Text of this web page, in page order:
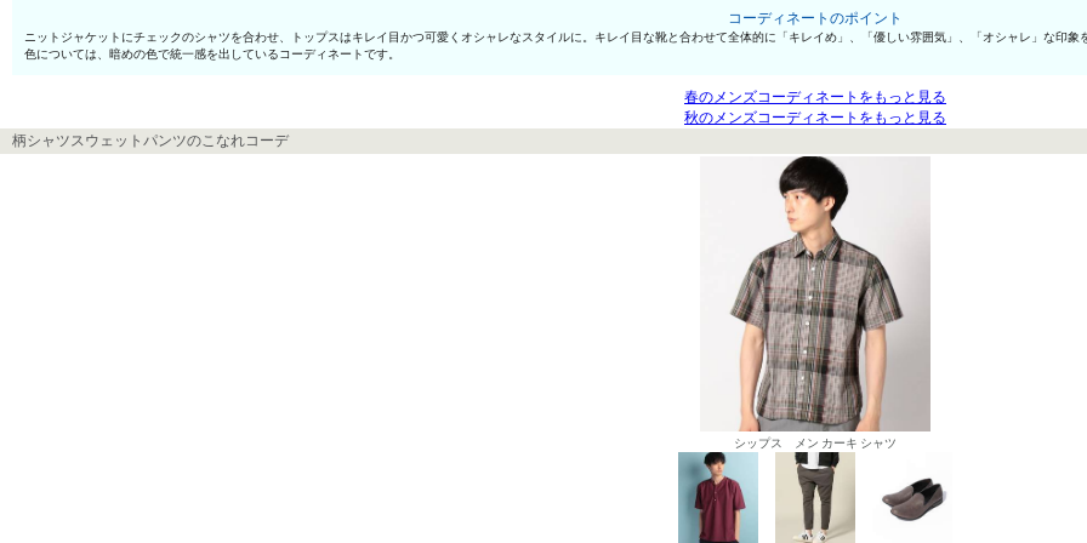
コーディネートのポイント
ニットジャケットにチェックのシャツを合わせ、トップスはキレイ目かつ可愛くオシャレなスタイルに。キレイ目な靴と合わせて全体的に「キレイめ」、「優しい雰囲気」、「オシャレ」な印象
色については、暗めの色で統一感を出しているコーディネートです。
春のメンズコーディネートをもっと見る
秋のメンズコーディネートをもっと見る
柄シャツスウェットパンツのこなれコーデ
シップス メン カーキ シャツ